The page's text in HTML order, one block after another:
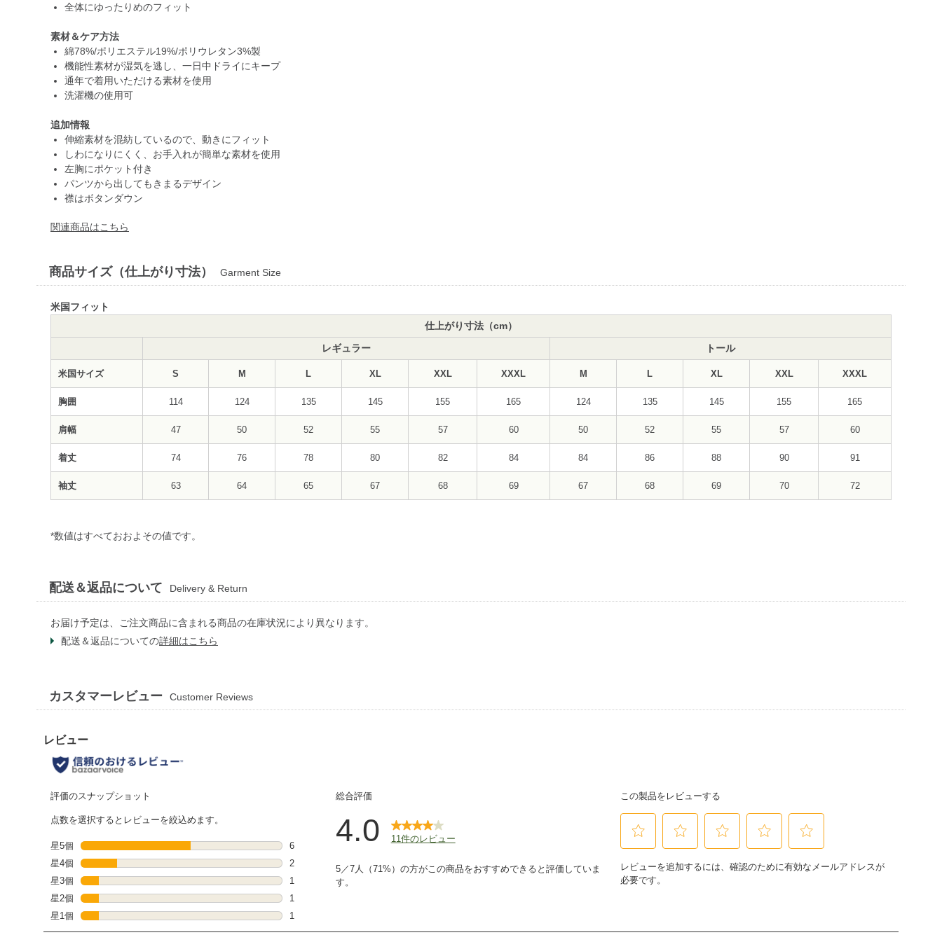
全体にゆったりめのフィット
素材＆ケア方法
綿78%/ポリエステル19%/ポリウレタン3%製
機能性素材が湿気を逃し、一日中ドライにキープ
通年で着用いただける素材を使用
洗濯機の使用可
追加情報
伸縮素材を混紡しているので、動きにフィット
しわになりにくく、お手入れが簡単な素材を使用
左胸にポケット付き
パンツから出してもきまるデザイン
襟はボタンダウン
関連商品はこちら
商品サイズ（仕上がり寸法） Garment Size
米国フィット
仕上がり寸法（cm）
レギュラー
トール
米国サイズ S M L XL XXL XXXL M L XL XXL XXXL
胸囲 114 124 135 145 155 165 124 135 145 155 165
肩幅 47 50 52 55 57 60 50 52 55 57 60
着丈 74 76 78 80 82 84 84 86 88 90 91
袖丈 63 64 65 67 68 69 67 68 69 70 72
*数値はすべておおよその値です。
配送＆返品について Delivery & Return
お届け予定は、ご注文商品に含まれる商品の在庫状況により異なります。
配送＆返品についての詳細はこちら
カスタマーレビュー Customer Reviews